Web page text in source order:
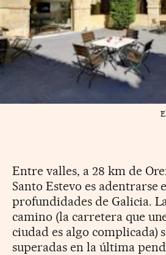
Entre valles, a 28 km de
Santo Estevo es adentrarse
profundidades de Galicia.
camino (la carretera que
ciudad es algo complicada)
superadas en la última